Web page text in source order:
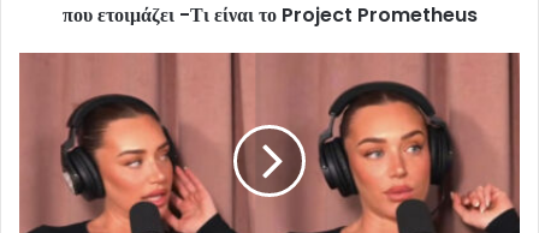
που ετοιμάζει -Τι είναι το Project Prometheus